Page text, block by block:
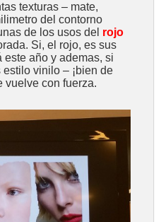
texturas – mate,
del contorno
de los usos del rojo
Si, el rojo, es sus
año y ademas, si
vinilo – ¡bien de
vuelve con fuerza.